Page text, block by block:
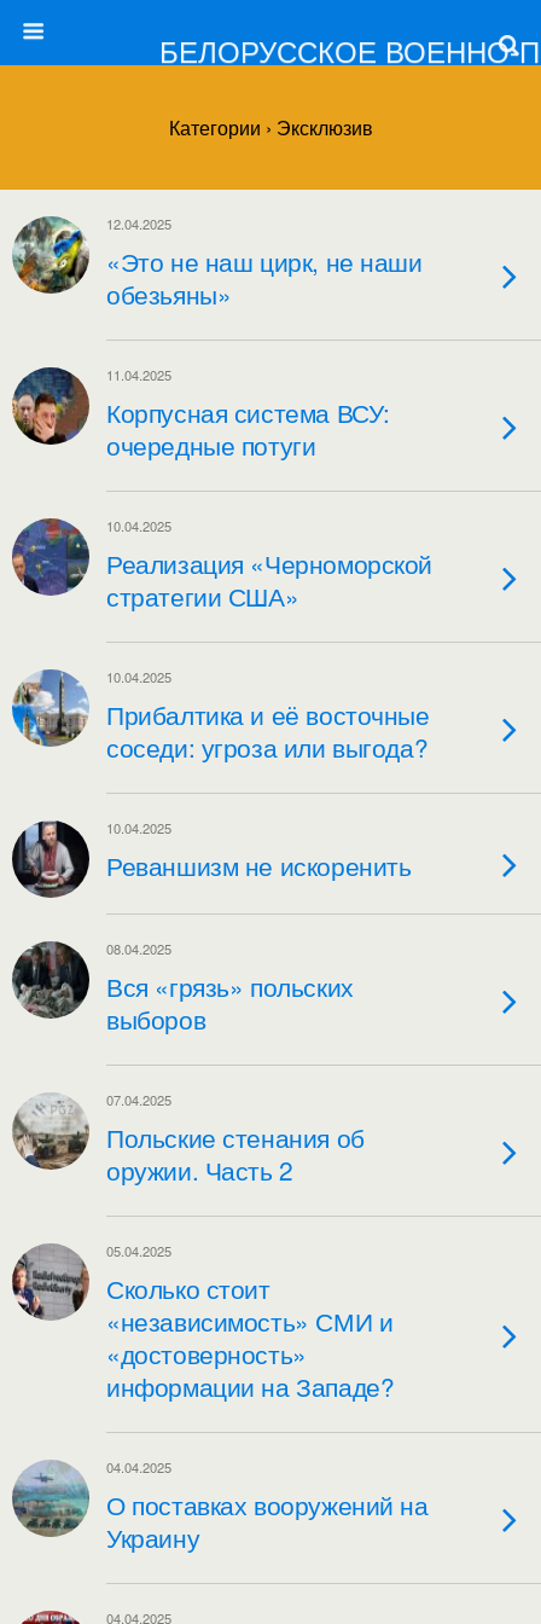
БЕЛОРУССКОЕ ВОЕННО-
Категории › Эксклюзив
12.04.2025
«Это не наш цирк, не наши
обезьяны»
11.04.2025
Корпусная система ВСУ:
очередные потуги
10.04.2025
Реализация «Черноморской
стратегии США»
10.04.2025
Прибалтика и её восточные
соседи: угроза или выгода?
10.04.2025
Реваншизм не искоренить
08.04.2025
Вся «грязь» польских
выборов
07.04.2025
Польские стенания об
оружии. Часть 2
05.04.2025
Сколько стоит
«независимость» СМИ и
«достоверность»
информации на Западе?
04.04.2025
О поставках вооружений на
Украину
04.04.2025